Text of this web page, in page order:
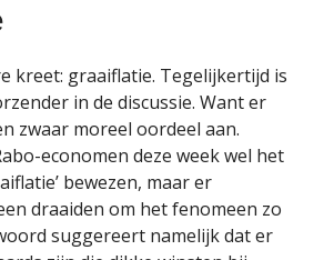
kreet: graaiflatie. Tegelijkertijd is
in de discussie. Want er
zwaar moreel oordeel aan.
economen deze week wel het
bewezen, maar er
draaiden om het fenomeen zo
suggereert namelijk dat er